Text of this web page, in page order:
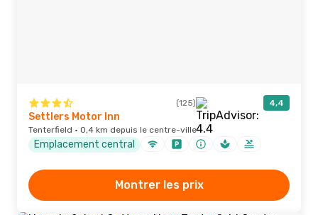
(125) 4,4
Settlers Motor Inn
Tenterfield · 0,4 km depuis le centre-ville
Emplacement central
Montrer les prix